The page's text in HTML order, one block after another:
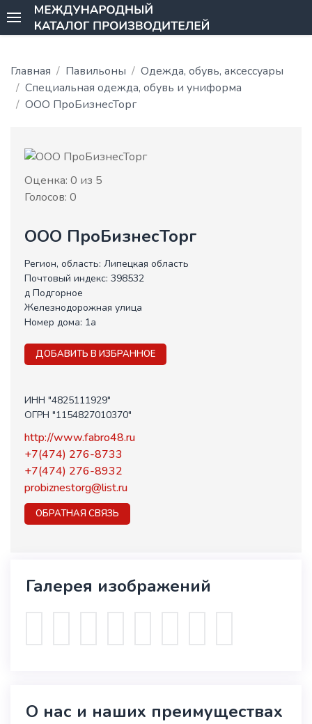
Главная Павильоны
Одежда, обувь, аксессуары
Специальная одежда, обувь и униформа
ООО ПроБизнесТорг
Оценка: 0 из 5
Голосов: 0
ООО ПроБизнесТорг
Регион, область: Липецкая область
Почтовый индекс: 398532
д Подгорное
Железнодорожная улица
Номер дома: 1а
ДОБАВИТЬ В ИЗБРАННОЕ
ИНН "4825111929"
ОГРН "1154827010370"
http://www.fabro48.ru
+7(474) 276-8733
+7(474) 276-8932
probiznestorg@list.ru
ОБРАТНАЯ СВЯЗЬ
Галерея изображений
О нас и наших преимуществах